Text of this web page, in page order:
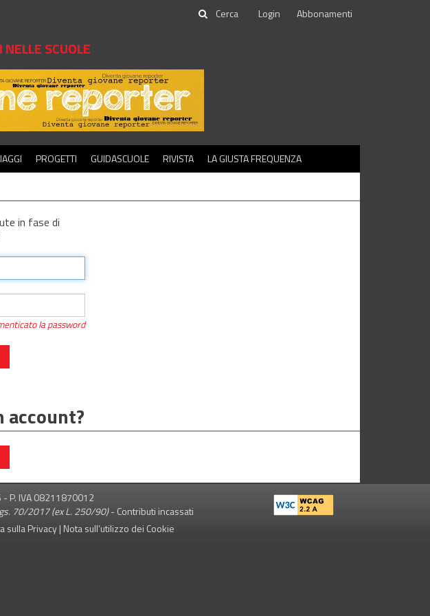
Login Abbonamenti
SCUOLE
PROGETTI GUIDASCUOLE RIVISTA LA GIUSTA FREQUENZA
in fase di
la password
account?
- P. IVA 08211870012
70/2017 (ex L. 250/90)-Contributi incassati
sulla Privacy| Nota sull’utilizzo dei Cookie